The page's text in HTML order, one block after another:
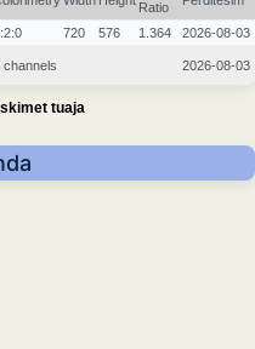
Ratio
720 576 1.364 2026-08-03
channels 2026-08-03
tuaja